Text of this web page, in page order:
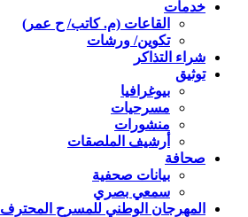
خدمات
القاعات (م. كاتب/ ح عمر)
تكوين/ ورشات
شراء التذاكر
توثيق
بيوغرافيا
مسرحيات
منشورات
أرشيف الملصقات
صحافة
بيانات صحفية
سمعي بصري
المهرجان الوطني للمسرح المحترف